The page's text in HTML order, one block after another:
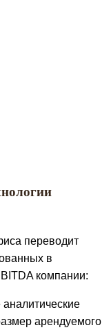
переводит
в
компании:
аналитические
арендуемого